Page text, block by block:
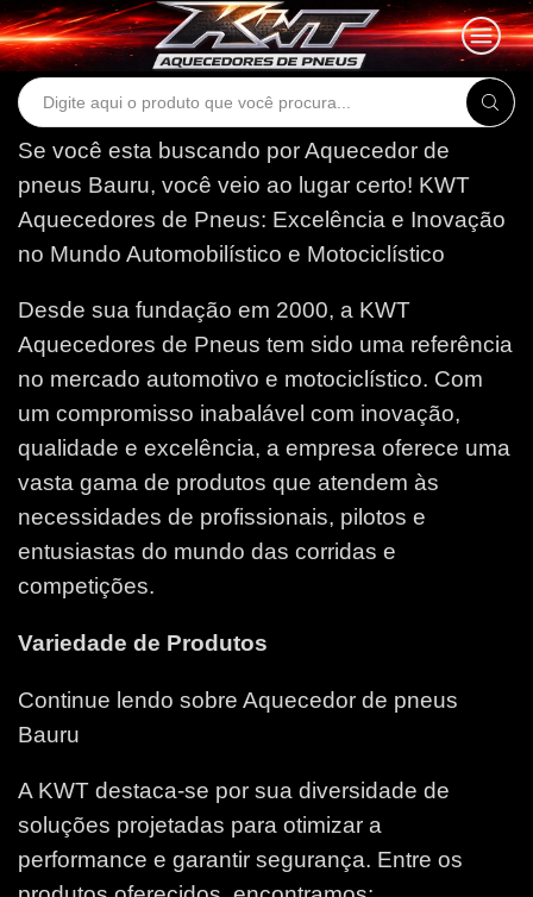
Search
Se você esta buscando por Aquecedor de
pneus Bauru, você veio ao lugar certo! KWT
Aquecedores de Pneus: Excelência e Inovação
no Mundo Automobilístico e Motociclístico
Desde sua fundação em 2000, a KWT
Aquecedores de Pneus tem sido uma referência
no mercado automotivo e motociclístico. Com
um compromisso inabalável com inovação,
qualidade e excelência, a empresa oferece uma
vasta gama de produtos que atendem às
necessidades de profissionais, pilotos e
entusiastas do mundo das corridas e
competições.
Variedade de Produtos
Continue lendo sobre Aquecedor de pneus
Bauru
A KWT destaca-se por sua diversidade de
soluções projetadas para otimizar a
performance e garantir segurança. Entre os